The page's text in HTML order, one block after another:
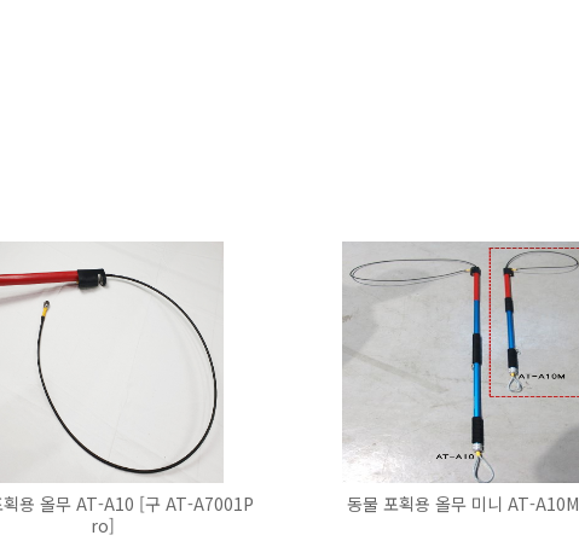
획용 올무 AT-A10 [구 AT-A7001P
ro]
동물 포획용 올무 미니 AT-A10M